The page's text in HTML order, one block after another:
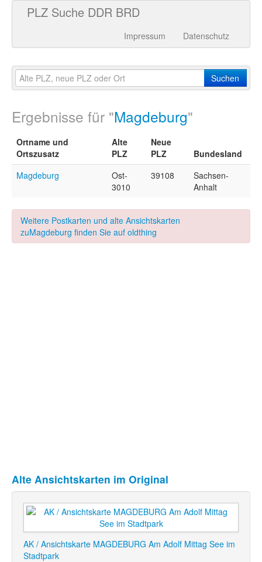
PLZ Suche DDR BRD
Impressum Datenschutz
Suchen
Ergebnisse für "Magdeburg"
Ortname und
Ortszusatz
Alte
PLZ
Neue
PLZ
Bundesland
Magdeburg
Ost-
3010
39108
Sachsen-
Anhalt
Weitere Postkarten und alte Ansichtskarten
zuMagdeburg finden Sie auf oldthing
Alte Ansichtskarten im Original
AK / Ansichtskarte MAGDEBURG Am Adolf Mittag See im
Stadtpark